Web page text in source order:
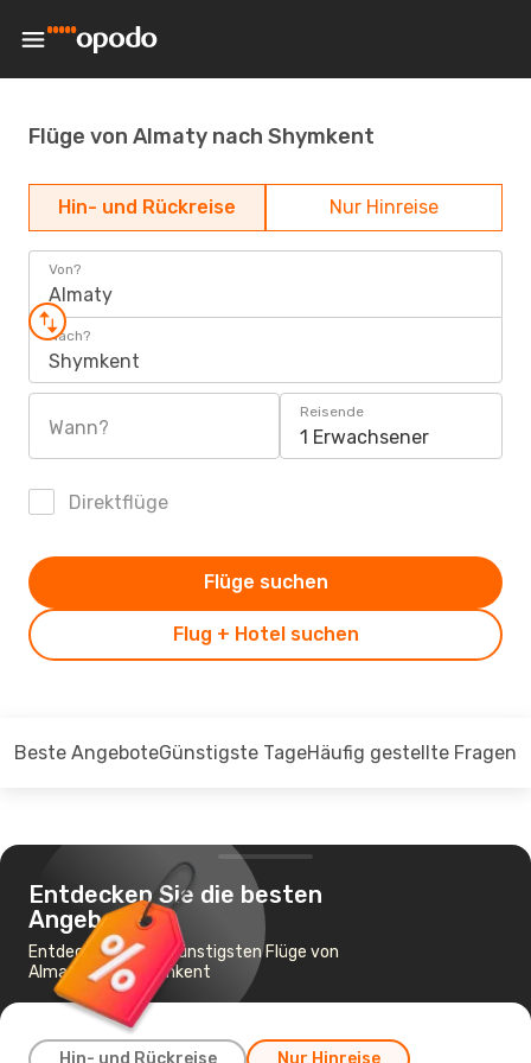
Flüge von Almaty nach Shymkent
Hin- und Rückreise Nur Hinreise
Von?
Almaty
Nach?
Shymkent
Wann?
Reisende
1 Erwachsener
Direktflüge
Flug + Hotel suchen
Flüge suchen
Beste AngeboteGünstigste TageHäufig gestellte Fragen
Entdecken Sie die besten
Angebote
Entdecken Sie die günstigsten Flüge von
Almaty nach Shymkent
Hin- und Rückreise Nur Hinreise